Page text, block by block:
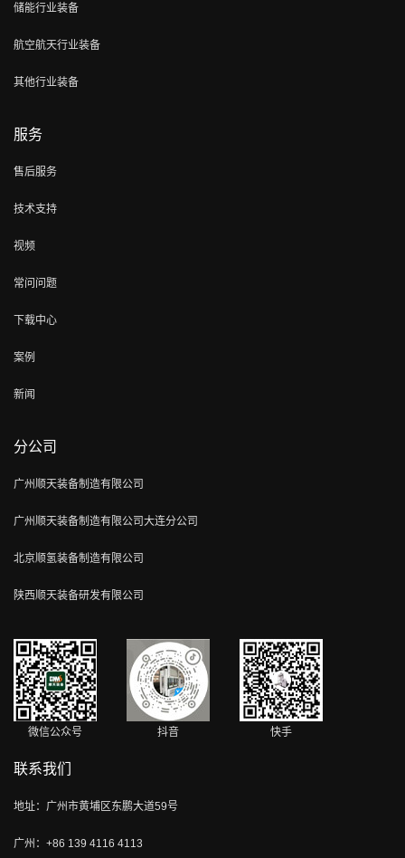
储能行业装备
航空航天行业装备
其他行业装备
服务
售后服务
技术支持
视频
常问问题
下载中心
案例
新闻
分公司
广州顺天装备制造有限公司
广州顺天装备制造有限公司大连分公司
北京顺氢装备制造有限公司
陕西顺天装备研发有限公司
微信公众号 抖音 快手
联系我们
地址：广州市黄埔区东鹏大道59号
广州：+86 139 4116 4113